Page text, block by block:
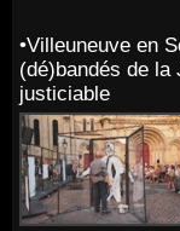
•Villeuneuve en
(dé)bandés de
justiciable